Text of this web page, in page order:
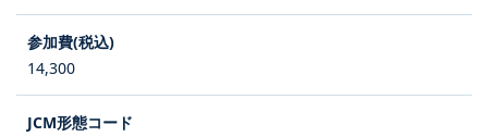
14,300